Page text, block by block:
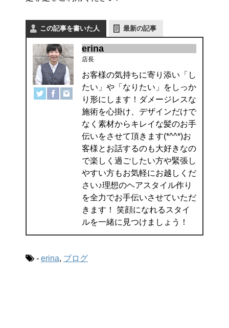
この記事を書いた人 最新の記事
erina
店長
お客様の気持ちに寄り添い「し
たい」や「なりたい」をしっか
り形にします！ダメージレスな
施術を心掛け、デザインだけで
なく素材からキレイな髪のお手
伝いをさせて頂きます(*^^*)お
客様とお話するのも大好きなの
で楽しく過ごしたい方や緊張し
やすい方もお気軽にお越しくだ
さい♪理想のヘアスタイル作り
を全力でお手伝いさせていただ
きます！ 笑顔になれるスタイ
ルを一緒に見つけましょう！
- erina, ブログ